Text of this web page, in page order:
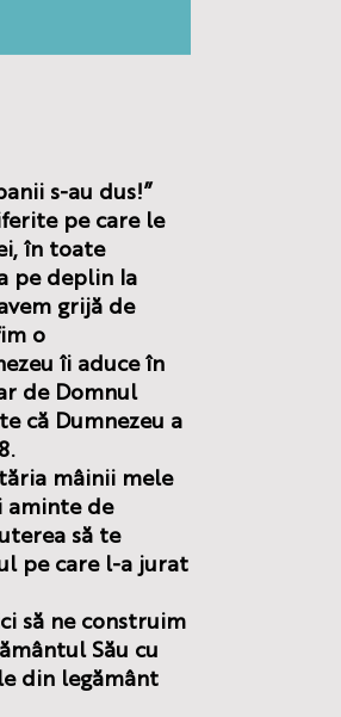
s-au dus!”
pe care le
în toate
pe deplin la
grijă de
o
îi aduce în
de Domnul
că Dumnezeu a
mâinii mele
aminte de
să te
pe care l-a jurat
să ne construim
Său cu
din legământ